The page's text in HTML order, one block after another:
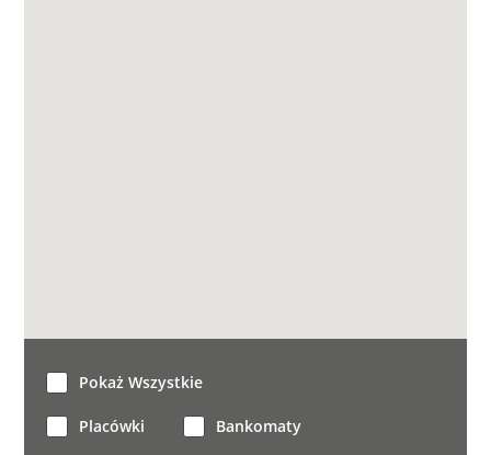
Pokaż Wszystkie
Placówki Bankomaty